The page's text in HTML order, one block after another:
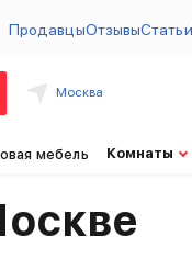
ПродавцыОтзывыСтатьи
Москва
мебель Комнаты